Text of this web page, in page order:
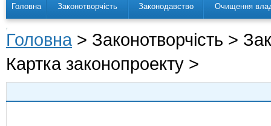
Головна Законотворчість Законодавство Очищення
Головна > Законотворчість >
Картка законопроекту >